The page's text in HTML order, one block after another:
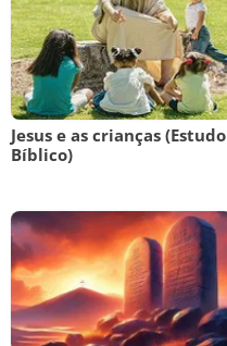
Jesus e as crianças (Estudo
Bíblico)